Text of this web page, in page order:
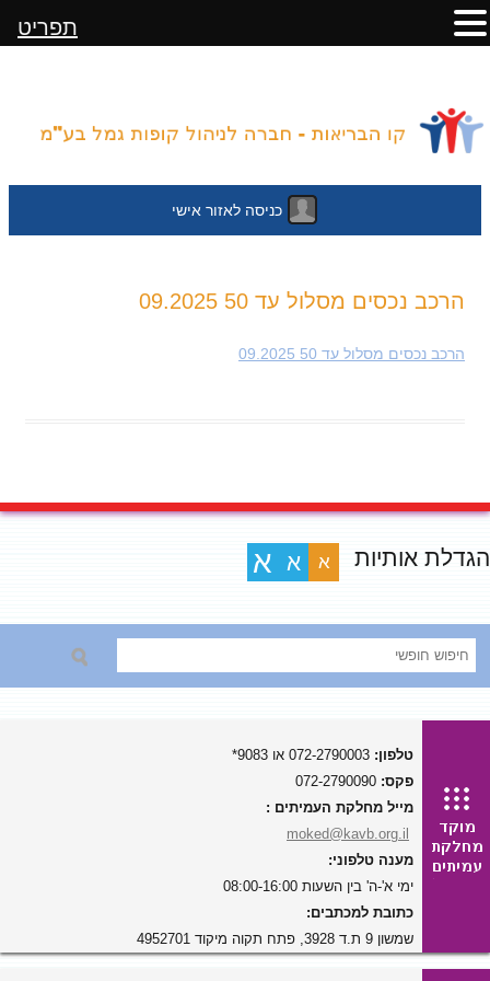
כניסה לאזור אישי
לתוכן הרכב נכסים מסלול עד 50 09.2025
הרכב נכסים מסלול עד 50 09.2025
הגדלת אותיות א א א
טלפון:
פקס:
מייל מחלקת העמיתים :
moked@kavb.org.il
מענה טלפוני:
ימי א'-ה' בין השעות 08:00-16:00
כתובת למכתבים:
שמשון 9 ת.ד 3928, פתח תקוה מיקוד 4952701
תפריט